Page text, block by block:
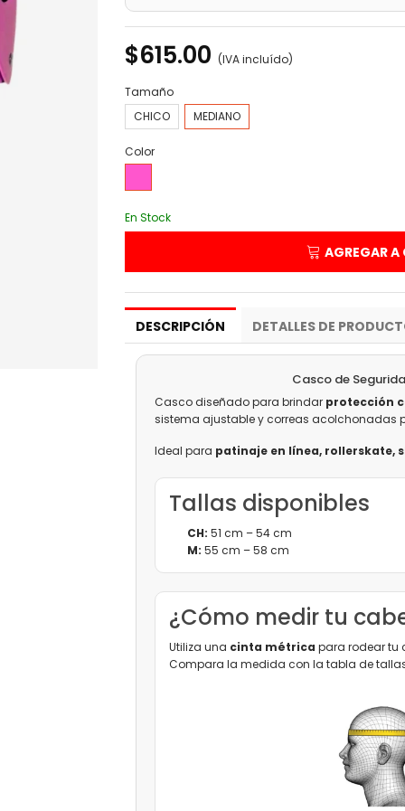
$615.00 (IVA incluído)
Tamaño
CHICO
MEDIANO
Color
En Stock
AGREGAR A
DESCRIPCIÓN DETALLES DE
Casco de
Casco diseñado para brindar protección
sistema ajustable y correas acolchonadas
Ideal para patinaje en línea, rollerskate,
Tallas disponibles
CH: 51 cm – 54 cm
M: 55 cm – 58 cm
¿Cómo medir tu
Utiliza una cinta métrica para rodear tu
Compara la medida con la tabla de